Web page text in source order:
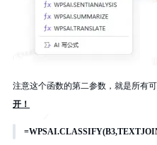
注意这个函数的第二参数，就是所有
开！